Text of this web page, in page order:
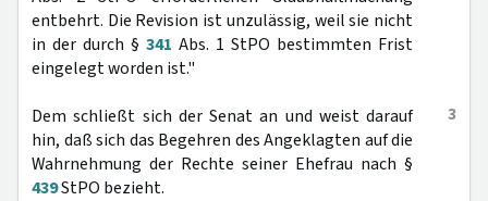
entbehrt. Die Revision ist unzulässig, weil sie nicht
in der durch § 341 Abs. 1 StPO bestimmten Frist
eingelegt worden ist."
3
Dem schließt sich der Senat an und weist darauf
hin, daß sich das Begehren des Angeklagten auf die
Wahrnehmung der Rechte seiner Ehefrau nach §
439StPO bezieht.